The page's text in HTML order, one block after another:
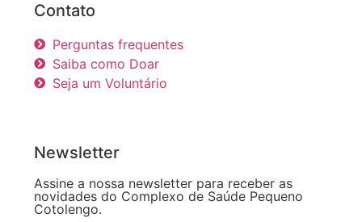
Contato
Perguntas frequentes
Saiba como Doar
Seja um Voluntário
Newsletter
Assine a nossa newsletter para receber as
novidades do Complexo de Saúde Pequeno
Cotolengo.